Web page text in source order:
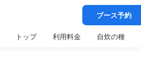
ブース予約
トップ 利用料金 自炊の種